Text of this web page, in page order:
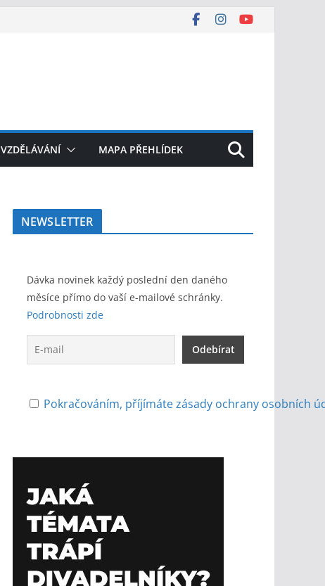
VZDĚLÁVÁNÍ MAPA PŘEHLÍDEK
NEWSLETTER
Dávka novinek každý poslední den daného
měsíce přímo do vaší e-mailové schránky.
Podrobnosti zde
Pokračováním, příjímáte zásady ochrany osobních